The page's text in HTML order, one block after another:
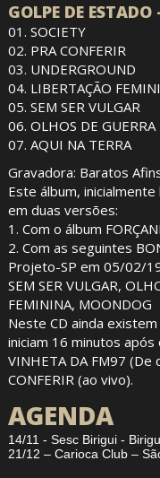
AGENDA
14/11 - Sesc Birigui -
21/12 – Carioca Club –
GOLPE DE
01. SOCIETY
02. PRA CONFERIR
03. UNDERGROUND
04. LIBERTAÇÃO
05. SEM SER VULGAR
06. OLHOS DE GUERRA
07. AQUI NA TERRA
Gravadora: Baratos
Este álbum,
em duas versões:
1. Com o álbum
2. Com as seguintes
Projeto-SP em 05/02/
SEM SER VULGAR,
FEMININA, MOONDOG
Neste CD ainda
iniciam 16 minutos
VINHETA DA FM97 (De
CONFERIR (ao vivo).